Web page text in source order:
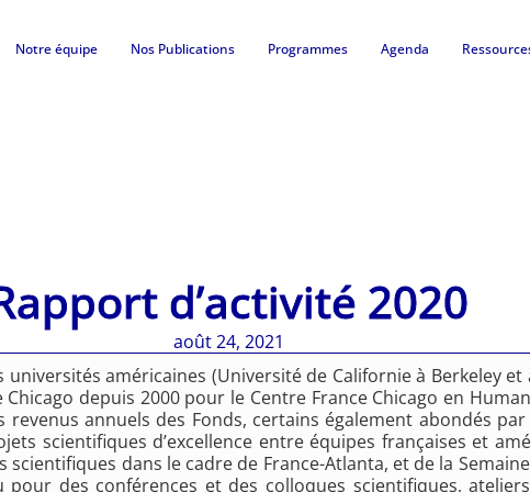
Notre équipe Nos Publications Programmes Agenda
d’activité 2020
août 24, 2021
américaines (Université de Californie à Berkeley et
depuis 2000 pour le Centre France Chicago en
annuels des Fonds, certains également abondés par
scientifiques d’excellence entre équipes françaises et
scientifiques dans le cadre de France-Atlanta, et de la
des conférences et des colloques scientifiques,